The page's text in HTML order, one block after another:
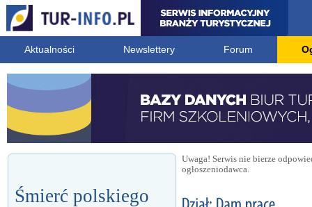
Aktualności Newslettery Forum
Śmierć polskiego
Uwaga! Serwis nie bierze
ogłoszeniodawca.